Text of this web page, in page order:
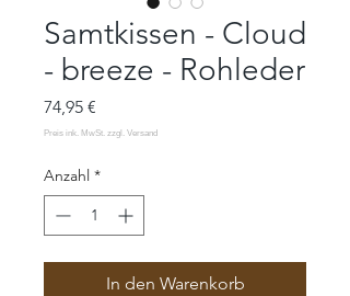
Samtkissen - Cloud
- breeze - Rohleder
74,95 €
Anzahl *
In den Warenkorb